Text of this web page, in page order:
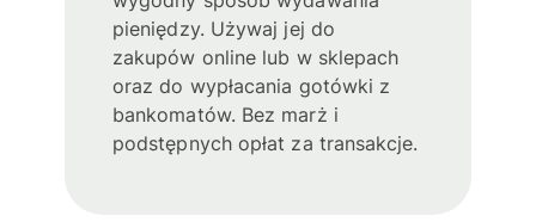
pieniędzy. Używaj jej do
zakupów online lub w sklepach
oraz do wypłacania gotówki z
bankomatów. Bez marż i
podstępnych opłat za transakcje.